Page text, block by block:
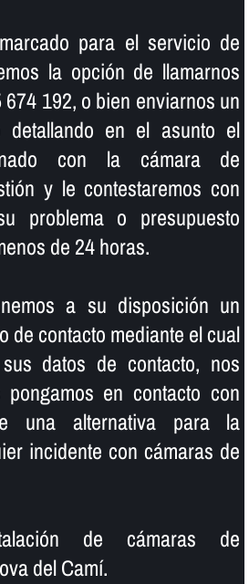
para el servicio de
la opción de llamarnos
192, o bien enviarnos un
detallando en el asunto el
con la cámara de
y le contestaremos con
problema o presupuesto
de 24 horas.
a su disposición un
de contacto mediante el cual
datos de contacto, nos
en contacto con
una alternativa para la
incidente con cámaras de
de cámaras de
del Camí.